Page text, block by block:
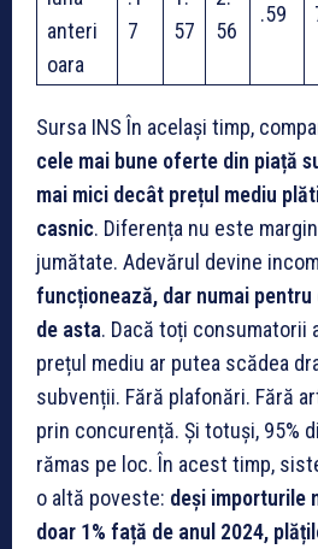
anteri
oara
7
57
56
.59
Sursa INS În același timp,
cele mai bune oferte din piață
mai mici decât prețul mediu
casnic. Diferența nu este
jumătate. Adevărul devine
funcționează, dar numai
de asta. Dacă toți consumatorii
prețul mediu ar putea scădea
subvenții. Fără plafonări. Fără
prin concurență. Și totuși, 95%
rămas pe loc. În acest timp,
o altă poveste: deși importurile
doar 1% față de anul 2024,